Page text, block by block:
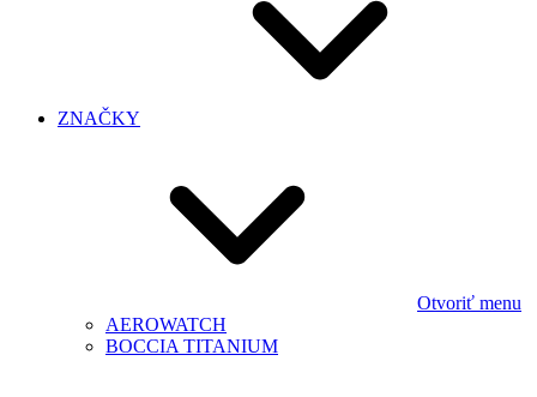
ZNAČKY
Otvoriť menu
AEROWATCH
BOCCIA TITANIUM